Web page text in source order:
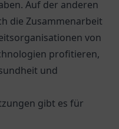
Auf der anderen
die Zusammenarbeit
von
profitieren,
und
gibt es für